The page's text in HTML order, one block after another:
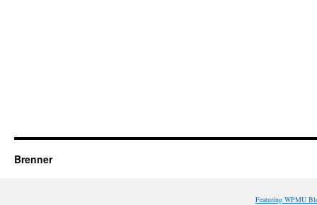
Brenner
Featuring WPMU